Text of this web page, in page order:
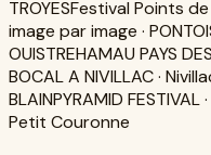
TROYESFestival Points de
image par image ·
OUISTREHAMAU PAYS
BOCAL A NIVILLAC ·
BLAINPYRAMID FESTIVAL
Petit Couronne